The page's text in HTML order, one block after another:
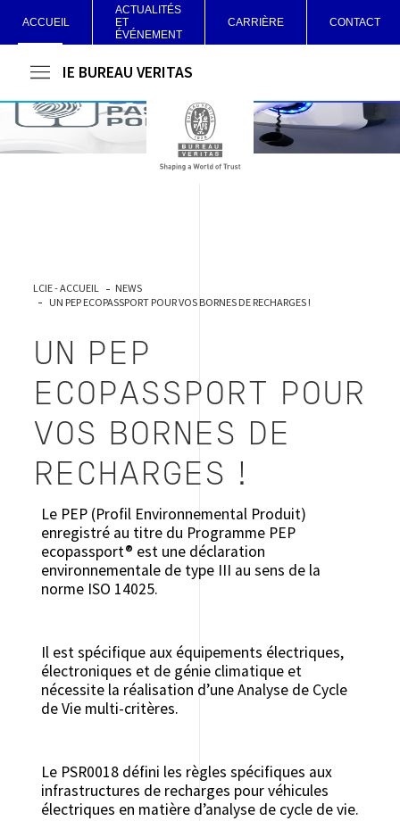
ACCUEIL
ACTUALITÉS
ET
ÉVÉNEMENT
CARRIÈRE CONTACT
LCIE BUREAU VERITAS
LCIE - ACCUEIL
NEWS
UN PEP ECOPASSPORT POUR VOS BORNES DE RECHARGES !
UN PEP
ECOPASSPORT POUR
VOS BORNES DE
RECHARGES !
Le PEP (Profil Environnemental Produit)
enregistré au titre du Programme PEP
ecopassport® est une déclaration
environnementale de type III au sens de la
norme ISO 14025.
Il est spécifique aux équipements électriques,
électroniques et de génie climatique et
nécessite la réalisation d’une Analyse de Cycle
de Vie multi-critères.
Le PSR0018 défini les règles spécifiques aux
infrastructures de recharges pour véhicules
électriques en matière d’analyse de cycle de vie.